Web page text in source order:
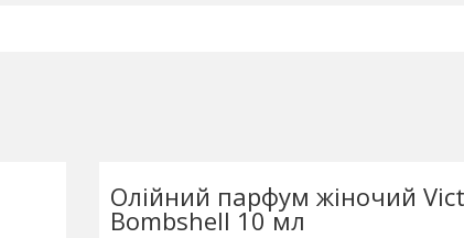
Олійний парфум жіночий
Bombshell 10 мл